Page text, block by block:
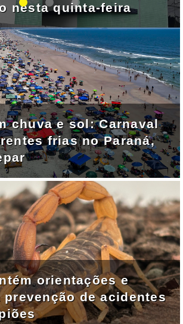
nesta quinta-feira
chuva e sol: Carnaval
frias no Paraná,
orientações e
prevenção de acidentes